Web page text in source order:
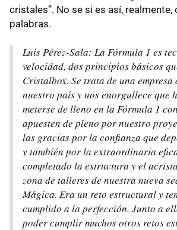
cristales”. No se si es así, realmente,
palabras.
Luis Pérez-Sala: La Fórmula 1 es
velocidad, dos principios básicos
Cristalbox. Se trata de una empresa
nuestro país y nos enorgullece que
meterse de lleno en la Fórmula 1
apuesten de pleno por nuestro
las gracias por la confianza que
y también por la extraordinaria
completado la estructura y el
zona de talleres de nuestra nueva
Mágica. Era un reto estructural y
cumplido a la perfección. Junto a
poder cumplir muchos otros retos